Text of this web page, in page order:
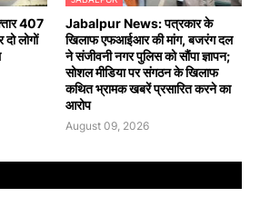
407
लोगों
Jabalpur News: पत्रकार के
खिलाफ एफआईआर की मांग, बजरंग दल
ने संजीवनी नगर पुलिस को सौंपा ज्ञापन;
सोशल मीडिया पर संगठन के खिलाफ
कथित भ्रामक खबरें प्रसारित करने का
आरोप
August 09, 2026